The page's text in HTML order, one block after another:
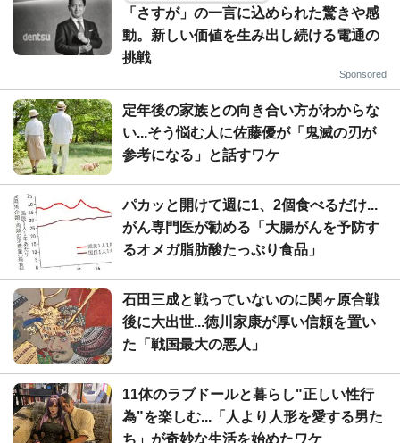
「さすが」の一言に込められた驚きや感
動。新しい価値を生み出し続ける電通の
挑戦
Sponsored
定年後の家族との向き合い方がわからな
い...そう悩む人に佐藤優が「鬼滅の刃が
参考になる」と話すワケ
パカッと開けて週に1、2個食べるだけ...
がん専門医が勧める「大腸がんを予防す
るオメガ脂肪酸たっぷり食品」
石田三成と戦っていないのに関ヶ原合戦
後に大出世...徳川家康が厚い信頼を置い
た「戦国最大の悪人」
11体のラブドールと暮らし"正しい性行
為"を楽しむ...「人より人形を愛する男た
ち」が奇妙な生活を始めたワケ